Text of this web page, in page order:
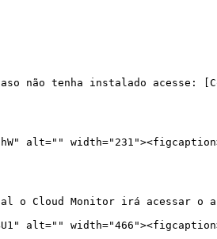
não tenha instalado acesse:
alt=""
Cloud Monitor irá acessar o
alt=""